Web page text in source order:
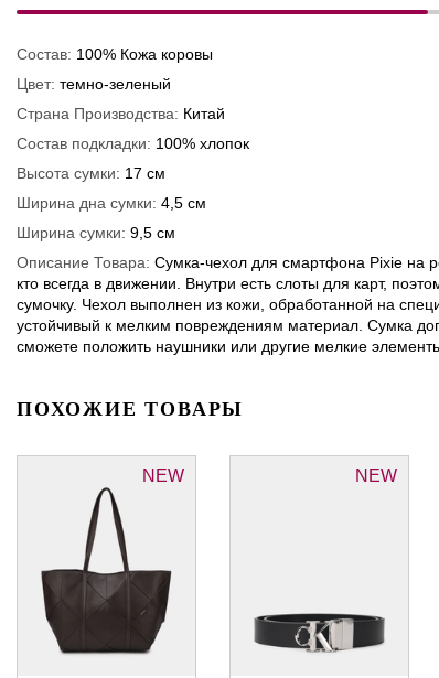
Состав: 100% Кожа коровы
Цвет: темно-зеленый
Страна Производства: Китай
Состав подкладки: 100% хлопок
Высота сумки: 17 см
Ширина дна сумки: 4,5 см
Ширина сумки: 9,5 см
Описание Товара: Сумка-чехол для смартфона Pixie на
кто всегда в движении. Внутри есть слоты для карт,
сумочку. Чехол выполнен из кожи, обработанной на
устойчивый к мелким повреждениям материал. Сумка
сможете положить наушники или другие мелкие
ПОХОЖИЕ ТОВАРЫ
NEW NEW